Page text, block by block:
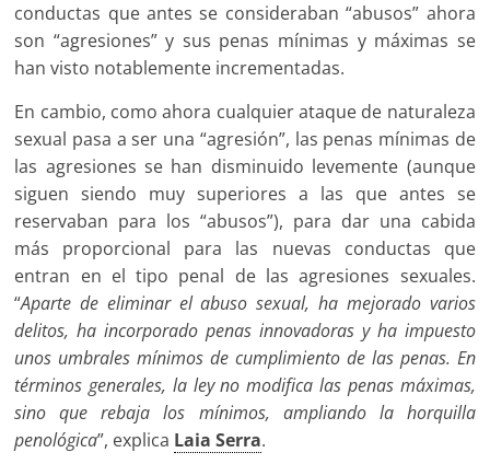
conductas que antes se consideraban “abusos” ahora
son “agresiones” y sus penas mínimas y máximas se
han visto notablemente incrementadas.
En cambio, como ahora cualquier ataque de naturaleza
sexual pasa a ser una “agresión”, las penas mínimas de
las agresiones se han disminuido levemente (aunque
siguen siendo muy superiores a las que antes se
reservaban para los “abusos”), para dar una cabida
más proporcional para las nuevas conductas que
entran en el tipo penal de las agresiones sexuales.
“Aparte de eliminar el abuso sexual, ha mejorado varios
delitos, ha incorporado penas innovadoras y ha impuesto
unos umbrales mínimos de cumplimiento de las penas. En
términos generales, la ley no modifica las penas máximas,
sino que rebaja los mínimos, ampliando la horquilla
penológica”, explica Laia Serra.